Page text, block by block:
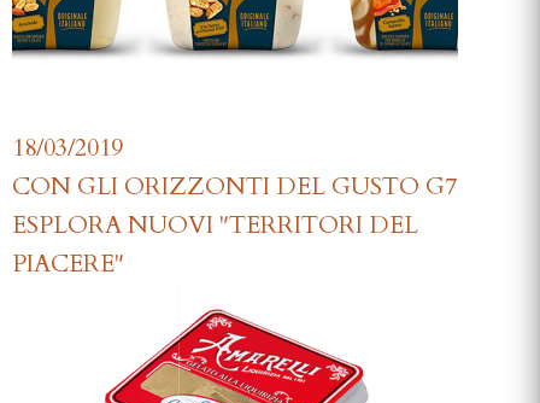
18/03/2019
CON GLI ORIZZONTI DEL GUSTO G7
ESPLORA NUOVI "TERRITORI DEL
PIACERE"